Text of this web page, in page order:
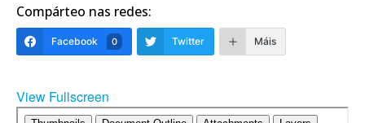
Compárteo nas redes:
Facebook 0 Twitter Máis
View Fullscreen